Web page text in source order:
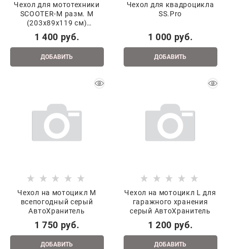
Чехол для мототехники
SCOOTER-M разм. M
(203x89x119 см)
серебристый 020084-773-
8678
1 400 руб.
ДОБАВИТЬ
Чехол для квадроцикла
SS.Pro
1 000 руб.
ДОБАВИТЬ
Чехол на мотоцикл M
всепогодный серый
АвтоХранитель
1 750 руб.
ДОБАВИТЬ
Чехол на мотоцикл L для
гаражного хранения
серый АвтоХранитель
1 200 руб.
ДОБАВИТЬ